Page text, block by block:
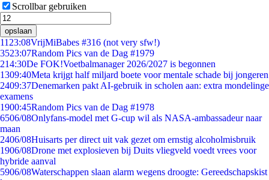
Scrollbar gebruiken
opslaan
11 23:08VrijMiBabes #316 (not very sfw!)
3523:07Random Pics van de Dag #1979
214:30De FOK!Voetbalmanager 2026/2027 is begonnen
1309:40Meta krijgt half miljard boete voor mentale schade bij jongeren
2409:37Denemarken pakt AI-gebruik in scholen aan: extra mondelinge
examens
1900:45Random Pics van de Dag #1978
6506/08Onlyfans-model met G-cup wil als NASA-ambassadeur naar
maan
2406/08Huisarts per direct uit vak gezet om ernstig alcoholmisbruik
1906/08Drone met explosieven bij Duits vliegveld voedt vrees voor
hybride aanval
5906/08Waterschappen slaan alarm wegens droogte: Gereedschapskist